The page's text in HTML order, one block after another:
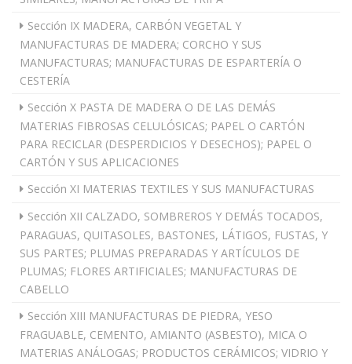
Sección IX MADERA, CARBÓN VEGETAL Y
MANUFACTURAS DE MADERA; CORCHO Y SUS
MANUFACTURAS; MANUFACTURAS DE ESPARTERÍA O
CESTERÍA
Sección X PASTA DE MADERA O DE LAS DEMÁS
MATERIAS FIBROSAS CELULÓSICAS; PAPEL O CARTÓN
PARA RECICLAR (DESPERDICIOS Y DESECHOS); PAPEL O
CARTÓN Y SUS APLICACIONES
Sección XI MATERIAS TEXTILES Y SUS MANUFACTURAS
Sección XII CALZADO, SOMBREROS Y DEMÁS TOCADOS,
PARAGUAS, QUITASOLES, BASTONES, LÁTIGOS, FUSTAS, Y
SUS PARTES; PLUMAS PREPARADAS Y ARTÍCULOS DE
PLUMAS; FLORES ARTIFICIALES; MANUFACTURAS DE
CABELLO
Sección XIII MANUFACTURAS DE PIEDRA, YESO
FRAGUABLE, CEMENTO, AMIANTO (ASBESTO), MICA O
MATERIAS ANÁLOGAS; PRODUCTOS CERÁMICOS; VIDRIO Y